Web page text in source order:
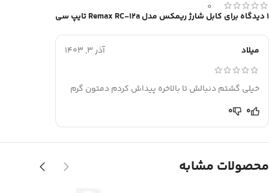
0
1 دیدگاه برای کابل شارژ ریمکس مدل Remax RC-12a تایپ سی
میلاد آذر 3, 1403
خیلی گشتم دنبالش تا بالاخره پیداش کردم دمتون گرم
0
0
محصولات مشابه